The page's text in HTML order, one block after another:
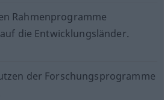
Rahmenprogramme
die Entwicklungsländer.
der Forschungsprogramme